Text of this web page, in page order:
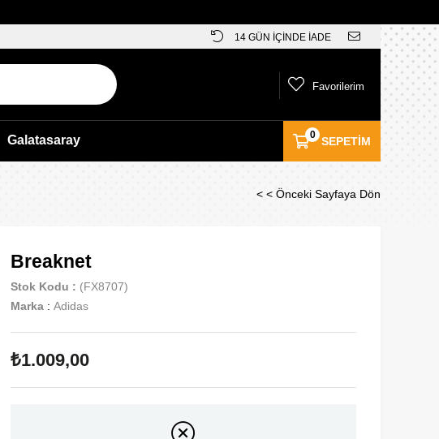
14 GÜN İÇİNDE İADE
SEPETIM
0
Favorilerim
Galatasaray
< < Önceki Sayfaya Dön
Breaknet
Stok Kodu
(FX8707)
Marka : Adidas
₺1.009,00